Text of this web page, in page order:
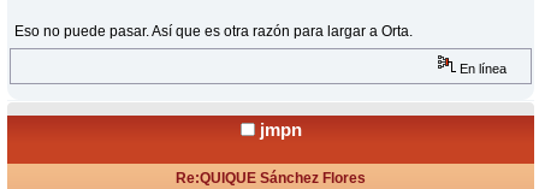
Eso no puede pasar. Así que es otra razón para largar a Orta.
En línea
jmpn
Re:QUIQUE Sánchez Flores